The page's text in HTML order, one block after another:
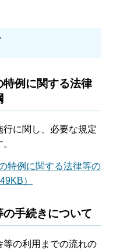
例に関する法律
に関し、必要な規定
特例に関する法律等の
）
手続きについて
の利用までの流れの